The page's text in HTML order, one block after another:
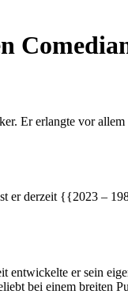
Er erlangte vor
derzeit {{2023 –
er sein
bei einem breiten